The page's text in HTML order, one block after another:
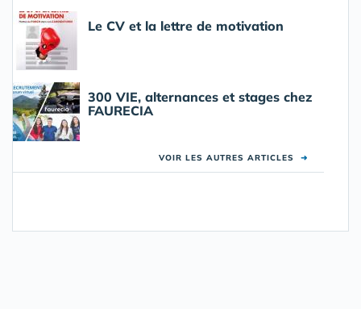
Le CV et la lettre de motivation
300 VIE, alternances et stages chez
FAURECIA
VOIR LES AUTRES ARTICLES ➜